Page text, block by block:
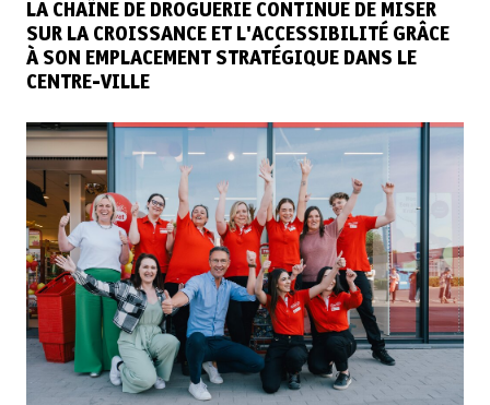
LA CHAÎNE DE DROGUERIE CONTINUE DE MISER
SUR LA CROISSANCE ET L'ACCESSIBILITÉ GRÂCE
À SON EMPLACEMENT STRATÉGIQUE DANS LE
CENTRE-VILLE
JPG